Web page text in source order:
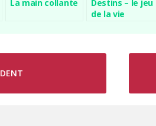
La main collante
Destins – le jeu
de la vie